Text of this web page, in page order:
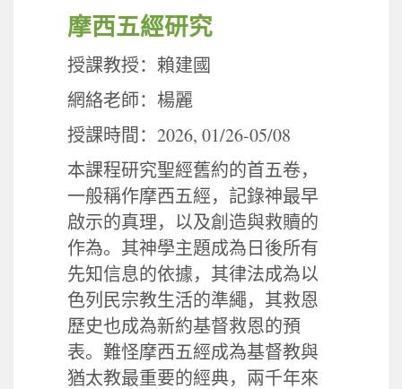
摩西五經研究
授課教授：賴建國
網絡老師：楊麗
授課時間： 2026, 01/26-05/08
本課程研究聖經舊約的首五卷，
一般稱作摩西五經，記錄神最早
啟示的真理，以及創造與救贖的
作為。其神學主題成為日後所有
先知信息的依據，其律法成為以
色列民宗教生活的準繩，其救恩
歷史也成為新約基督救恩的預
表。難怪摩西五經成為基督教與
猶太教最重要的經典，兩千年來